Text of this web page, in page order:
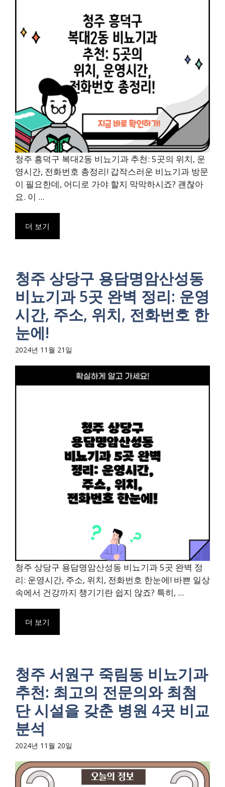
청주 흥덕구 복대2동 비뇨기과 추천: 5곳의 위치, 운
영시간, 전화번호 총정리! 갑작스러운 비뇨기과 방문
이 필요한데, 어디로 가야 할지 막막하시죠? 괜찮아
요. 이 ...
더 보기
청주 상당구 용담명암산성동
비뇨기과 5곳 완벽 정리: 운영
시간, 주소, 위치, 전화번호 한
눈에!
2024년 11월 21일
청주 상당구 용담명암산성동 비뇨기과 5곳 완벽 정
리: 운영시간, 주소, 위치, 전화번호 한눈에! 바쁜 일상
속에서 건강까지 챙기기란 쉽지 않죠? 특히, ...
더 보기
청주 서원구 죽림동 비뇨기과
추천: 최고의 전문의와 최첨
단 시설을 갖춘 병원 4곳 비교
분석
2024년 11월 20일